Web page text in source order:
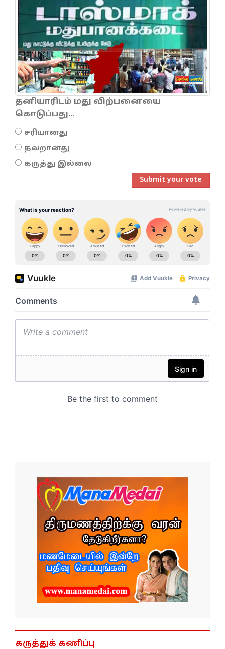
தனியாரிடம் மது விற்பனையை
கொடுப்பது...
சரியானது
தவறானது
கருத்து இல்லை
Submit your vote
கருத்துக் கணிப்பு